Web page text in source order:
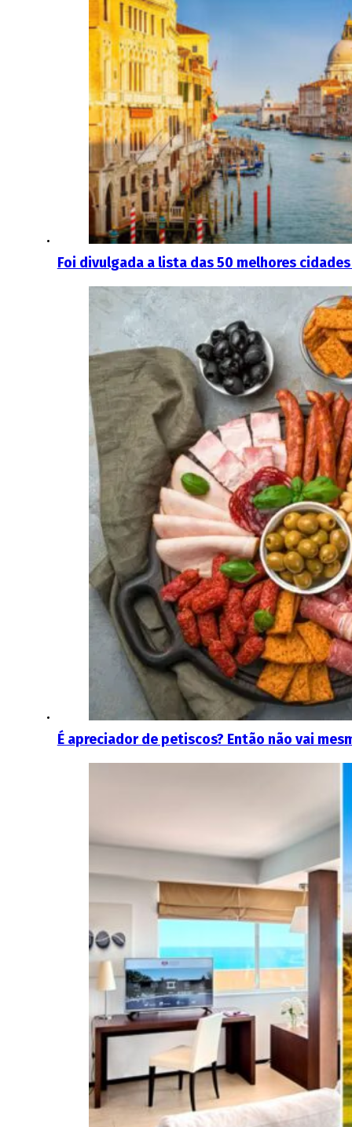
Foi divulgada a lista das 50 melhores
É apreciador de petiscos? Então não vai